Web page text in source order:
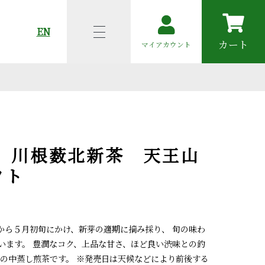
EN
マイアカウント カート
根薮北新茶 天王山
ら５月初旬にかけ、新芽の適期に摘み採り、 旬の味わ
ます。 豊潤なコク、上品な甘さ、ほど良い渋味との釣
中蒸し煎茶です。 ※発売日は天候などにより前後する